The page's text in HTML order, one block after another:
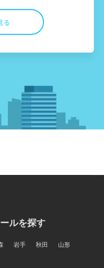
る
ルを探す
岩手 秋田
山形